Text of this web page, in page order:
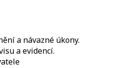
a návazné úkony.
a evidencí.